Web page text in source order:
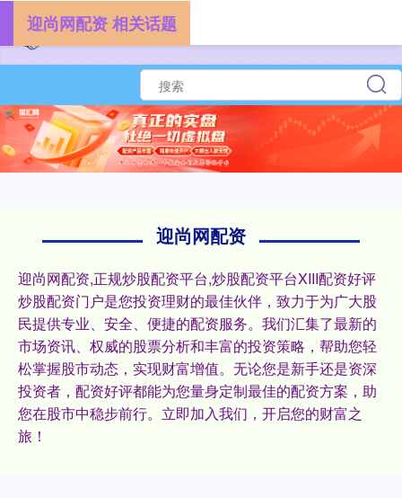
迎尚网配资
迎尚网配资,正规炒股配资平台,炒股配资平台XIII‌配资好评
炒股配资门户是您投资理财的最佳伙伴，致力于为广大股
民提供专业、安全、便捷的配资服务。我们汇集了最新的
市场资讯、权威的股票分析和丰富的投资策略，帮助您轻
松掌握股市动态，实现财富增值。无论您是新手还是资深
投资者，配资好评都能为您量身定制最佳的配资方案，助
您在股市中稳步前行。立即加入我们，开启您的财富之
旅！
迎尚网配资 相关话题